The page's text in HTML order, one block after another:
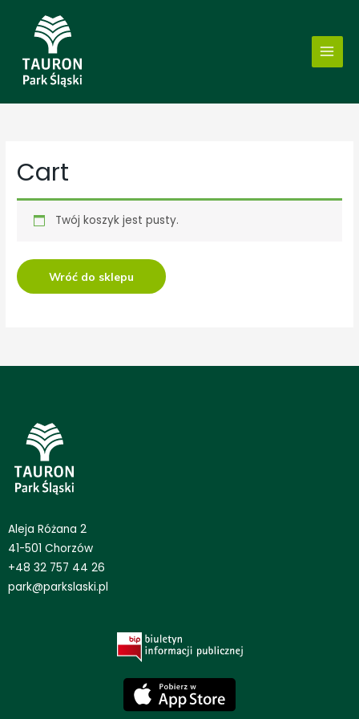
Cart
Twój koszyk jest pusty.
Wróć do sklepu
Aleja Różana 2
41-501 Chorzów
+48 32 757 44 26
park@parkslaski.pl